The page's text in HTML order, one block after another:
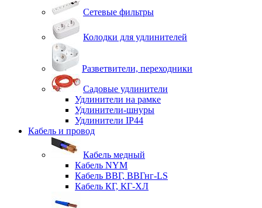
Сетевые фильтры
Колодки для удлинителей
Разветвители, переходники
Садовые удлинители
Удлинители на рамке
Удлинители-шнуры
Удлинители IP44
Кабель и провод
Кабель медный
Кабель NYM
Кабель ВВГ, ВВГнг-LS
Кабель КГ, КГ-ХЛ